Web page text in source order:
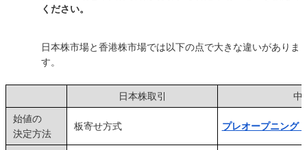
ください。
日本株市場と香港株市場では以下の点で大きな違いがありま
す。
日本株取引 中
始値の
決定方法
板寄せ方式 プレオープニング